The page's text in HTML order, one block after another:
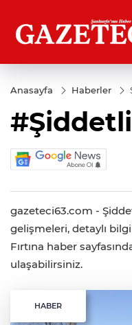
Anasayfa Haberler
#Şiddetli
gazeteci63.com -
gelişmeleri, detaylı
Fırtına haber
ulaşabilirsiniz.
HABER